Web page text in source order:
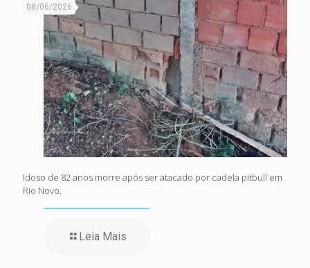
08/06/2026
Idoso de 82 anos morre após ser atacado por cadela pitbull em
Rio Novo.
Leia Mais